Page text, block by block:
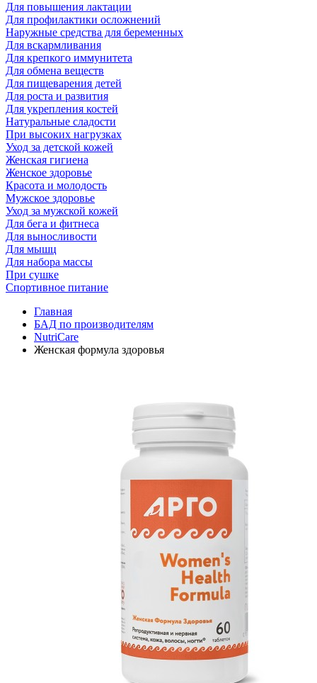
Для повышения лактации
Для профилактики осложнений
Наружные средства для беременных
Для вскармливания
Для крепкого иммунитета
Для обмена веществ
Для пищеварения детей
Для роста и развития
Для укрепления костей
Натуральные сладости
При высоких нагрузках
Уход за детской кожей
Женская гигиена
Женское здоровье
Красота и молодость
Мужское здоровье
Уход за мужской кожей
Для бега и фитнеса
Для выносливости
Для мышц
Для набора массы
При сушке
Спортивное питание
Главная
БАД по производителям
NutriCare
Женская формула здоровья